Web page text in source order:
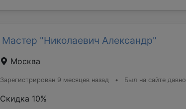
Мастер "Николаевич Александр"
Москва
Зарегистрирован 9 месяцев назад • Был на сайте давно
Скидка 10%